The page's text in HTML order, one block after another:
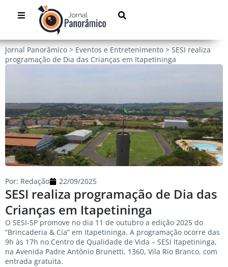
Jornal Panorâmico > Eventos e Entretenimento > SESI realiza
programação de Dia das Crianças em Itapetininga
SESI realiza programação de Dia das
Crianças em Itapetininga
Por: Redação 22/09/2025
O SESI-SP promove no dia 11 de outubro a edição 2025 do
“Brincaderia & Cia” em Itapetininga. A programação ocorre das
9h às 17h no Centro de Qualidade de Vida – SESI Itapetininga,
na Avenida Padre Antônio Brunetti, 1360, Vila Rio Branco, com
entrada gratuita.